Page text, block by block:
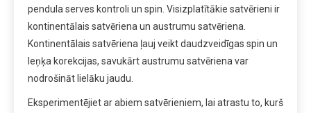
pendula serves kontroli un spin. Visizplatītākie satvērieni ir
kontinentālais satvēriena un austrumu satvēriena.
Kontinentālais satvēriena ļauj veikt daudzveidīgas spin un
leņķa korekcijas, savukārt austrumu satvēriena var
nodrošināt lielāku jaudu.
Eksperimentējiet ar abiem satvērieniem, lai atrastu to, kurš